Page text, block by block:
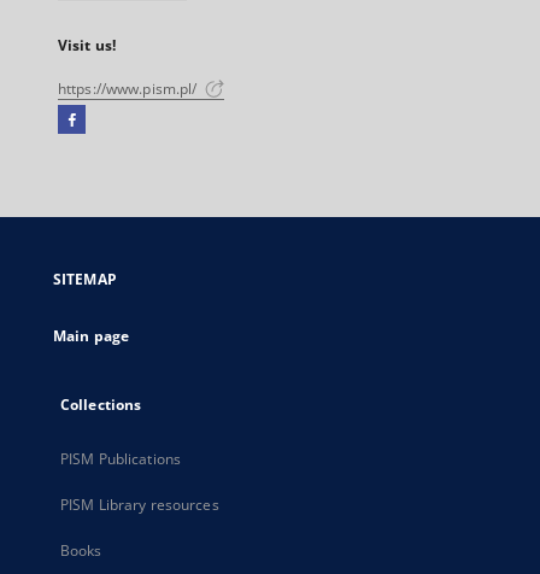
Visit us!
https://www.pism.pl/
Facebook
open
new
SITEMAP
Main page
Collections
PISM Publications
PISM Library resources
Books